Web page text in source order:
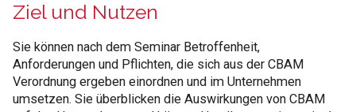
Ziel und Nutzen
Sie können nach dem Seminar Betroffenheit,
Anforderungen und Pflichten, die sich aus der CBAM
Verordnung ergeben einordnen und im Unternehmen
umsetzen. Sie überblicken die Auswirkungen von CBAM